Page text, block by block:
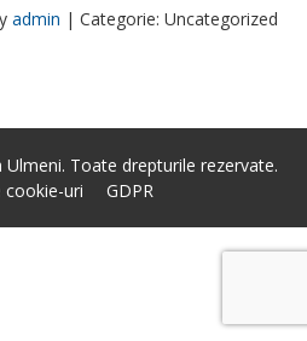
admin | Categorie: Uncategorized
Toate drepturile rezervate.
cookie-uri
GDPR